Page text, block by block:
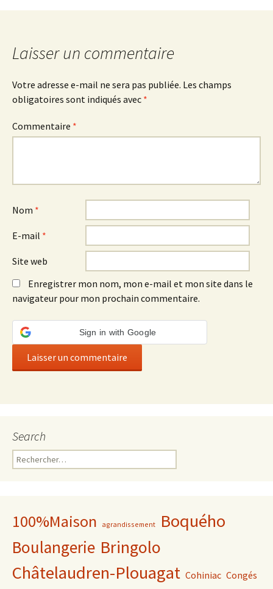
articles
Laisser un commentaire
Votre adresse e-mail ne sera pas publiée. Les champs
obligatoires sont indiqués avec *
Commentaire *
Nom *
E-mail *
Site web
Enregistrer mon nom, mon e-mail et mon site dans le
navigateur pour mon prochain commentaire.
Sign in with Google
Search
Rechercher :
100%Maison agrandissement Boquého
Boulangerie Bringolo
Châtelaudren-Plouagat Cohiniac Congés